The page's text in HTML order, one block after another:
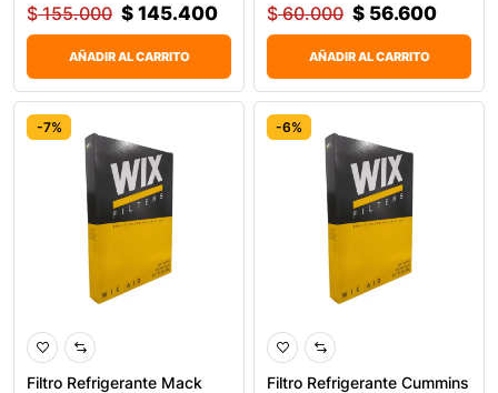
$155.000 $ 145.400
AÑADIR AL CARRITO
$60.000 $ 56.600
AÑADIR AL CARRITO
-7%
Filtro Refrigerante Mack
-6%
Filtro Refrigerante Cummins